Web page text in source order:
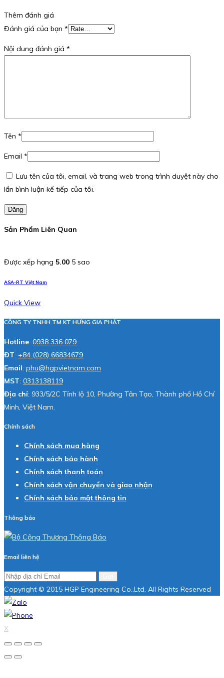
Thêm đánh giá
Đánh giá của bạn *
Nội dung đánh giá *
Tên *
Email *
Lưu tên của tôi, email, và trang web trong trình duyệt này cho
lần bình luận kế tiếp của tôi.
Đăng
Sản Phẩm Liên Quan
Được xếp hạng 5.00 5 sao
ASA-RT Việt Nam
Quick View
CÔNG TY TNHH TM KT HƯNG GIA PHÁT
Hotline: 0938 336 079
ĐT: +84 (028) 66834679
Email: phu@hgpvietnam.com
MST: 0313138119
Địa chỉ: 933/5/2C Tỉnh lộ 10, Phường Tân Tạo, Thành phố Hồ Chí
Minh, Việt Nam.
Chính sách
Chính sách mua hàng
Chính sách bảo hành
Chính sách thanh toán
Chính sách vận chuyển và giao nhận
Chính sách bảo mật thông tin
Thông báo
Email liên hệ
Copyright © 2015 HGP Engineering Co.,Ltd. All Rights Reserved
X